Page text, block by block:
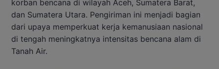
korban bencana di wilayah Aceh, Sumatera Barat,
dan Sumatera Utara. Pengiriman ini menjadi bagian
dari upaya memperkuat kerja kemanusiaan nasional
di tengah meningkatnya intensitas bencana alam di
Tanah Air.